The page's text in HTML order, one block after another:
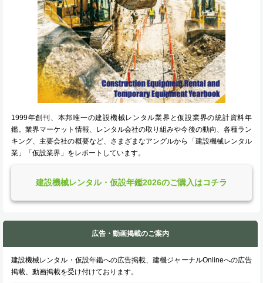
1999年創刊、本邦唯一の建設機械レンタル業界と仮設業界の統計資料年
鑑。業界マーケット情報、レンタル会社の取り組みや今後の動向、各種ラン
キング、主要会社の概要など、さまざまなアングルから「建設機械レンタル
業」「仮設業界」をレポートしています。
建設機械レンタル・仮設年鑑2026のご購入はコチラ
広告・動画掲載のご案内
建設機械レンタル・仮設年鑑への広告掲載、建機ジャーナルOnlineへの広告
掲載、動画掲載を受け付けております。